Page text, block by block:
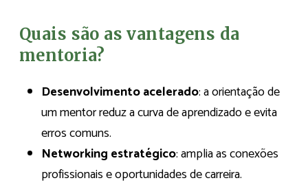
Quais são as vantagens da
mentoria?
Desenvolvimento acelerado: a orientação de
um mentor reduz a curva de aprendizado e evita
erros comuns.
Networking estratégico: amplia as conexões
profissionais e oportunidades de carreira.